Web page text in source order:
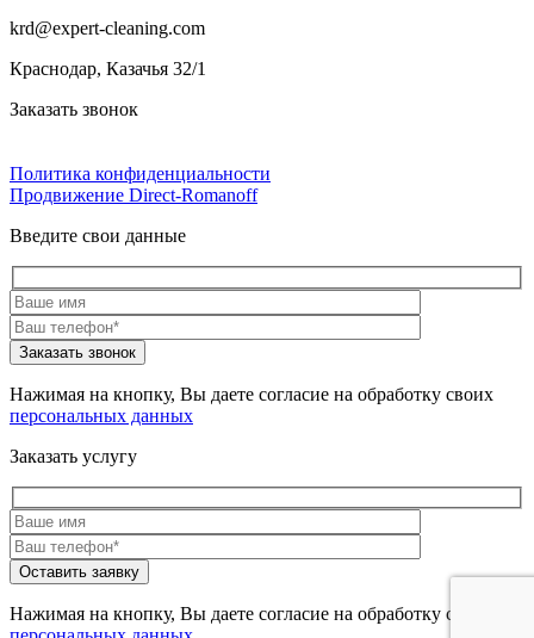
krd@expert-cleaning.com
Краснодар, Казачья 32/1
Заказать звонок
Политика конфиденциальности
Продвижение Direct‑Romanoff
Введите свои данные
Нажимая на кнопку, Вы даете согласие на обработку своих
персональных данных
Заказать услугу
Нажимая на кнопку, Вы даете согласие на обработку своих